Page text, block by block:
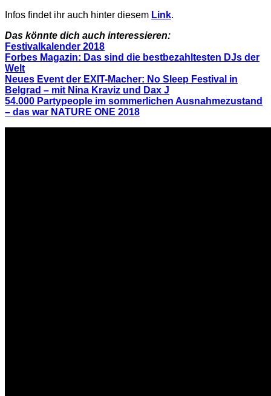
Infos findet ihr auch hinter diesem Link.
Das könnte dich auch interessieren:
Festivalkalender 2018
Forbes Magazin: Das sind die bestbezahltesten DJs der
Welt
Neues Event der EXIT-Macher: No Sleep Festival in
Belgrad – mit Nina Kraviz und Dax J
54.000 Partypeople im sommerlichen Ausnahmezustand
– das war NATURE ONE 2018